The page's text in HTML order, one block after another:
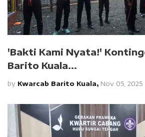
'Bakti Kami Nyata!'
Barito Kuala...
by Kwarcab Barito Kuala, Nov 05, 2025